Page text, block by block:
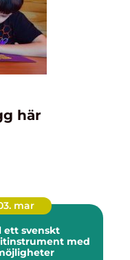
här
mar
med